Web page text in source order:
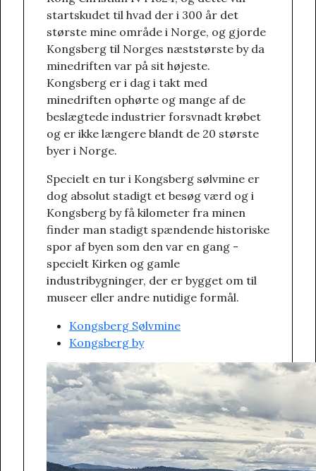
startskudet til hvad der i 300 år det
største mine område i Norge, og gjorde
Kongsberg til Norges næststørste by da
minedriften var på sit højeste.
Kongsberg er i dag i takt med
minedriften ophørte og mange af de
beslægtede industrier forsvnadt krøbet
og er ikke længere blandt de 20 største
byer i Norge.
Specielt en tur i Kongsberg sølvmine er
dog absolut stadigt et besøg værd og i
Kongsberg by få kilometer fra minen
finder man stadigt spændende historiske
spor af byen som den var en gang -
specielt Kirken og gamle
industribygninger, der er bygget om til
museer eller andre nutidige formål.
Kongsberg Sølvmine
Kongsberg by